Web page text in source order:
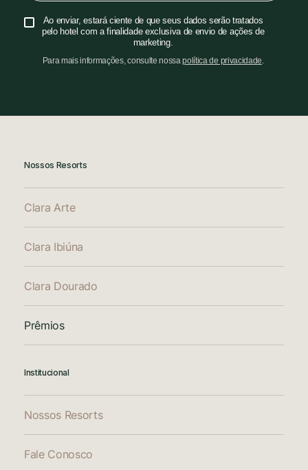
Ao enviar, estará ciente de que seus dados serão tratados
pelo hotel com a finalidade exclusiva de envio de ações de
marketing.
Para mais informações, consulte nossapolítica de privacidade.
Nossos Resorts
Clara Arte
Clara Ibiúna
Clara Dourado
Prêmios
Institucional
Nossos Resorts
Fale Conosco